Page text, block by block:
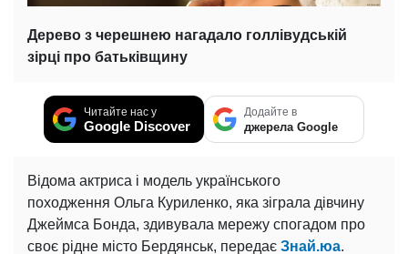
Дерево з черешнею нагадало голлівудській
зірці про батьківщину
Читайте нас у
Google Discover
Додайте в
джерела Google
Відома актриса і модель українського
походження Ольга Куриленко, яка зіграла дівчину
Джеймса Бонда, здивувала мережу спогадом про
своє рідне місто Бердянськ, передає Знай.юа.